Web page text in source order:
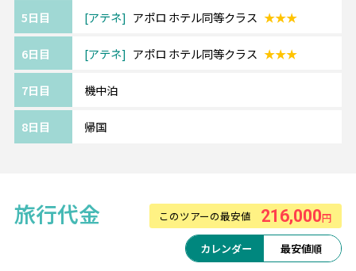
へのグレードアップや
ホテルアレンジも可能です。
《ツアーアレンジが得意です！》
5日目 アテネ アポロ ホテル同等クラス ★★★
6日目 アテネ アポロ ホテル同等クラス ★★★
7日目 機中泊
8日目 帰国
旅行代金 このツアーの最安値 216,000円
カレンダー 最安値順